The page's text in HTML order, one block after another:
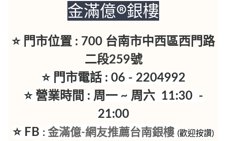
金滿億®銀樓
⭐ 門市位置 : 700 台南市中西區西門路
二段259號
⭐ 門市電話 : 06 - 2204992
⭐ 營業時間 : 周一 ~ 周六 11:30 -
21:00
⭐ FB :金滿億-網友推薦台南銀樓 (歡迎按讚)